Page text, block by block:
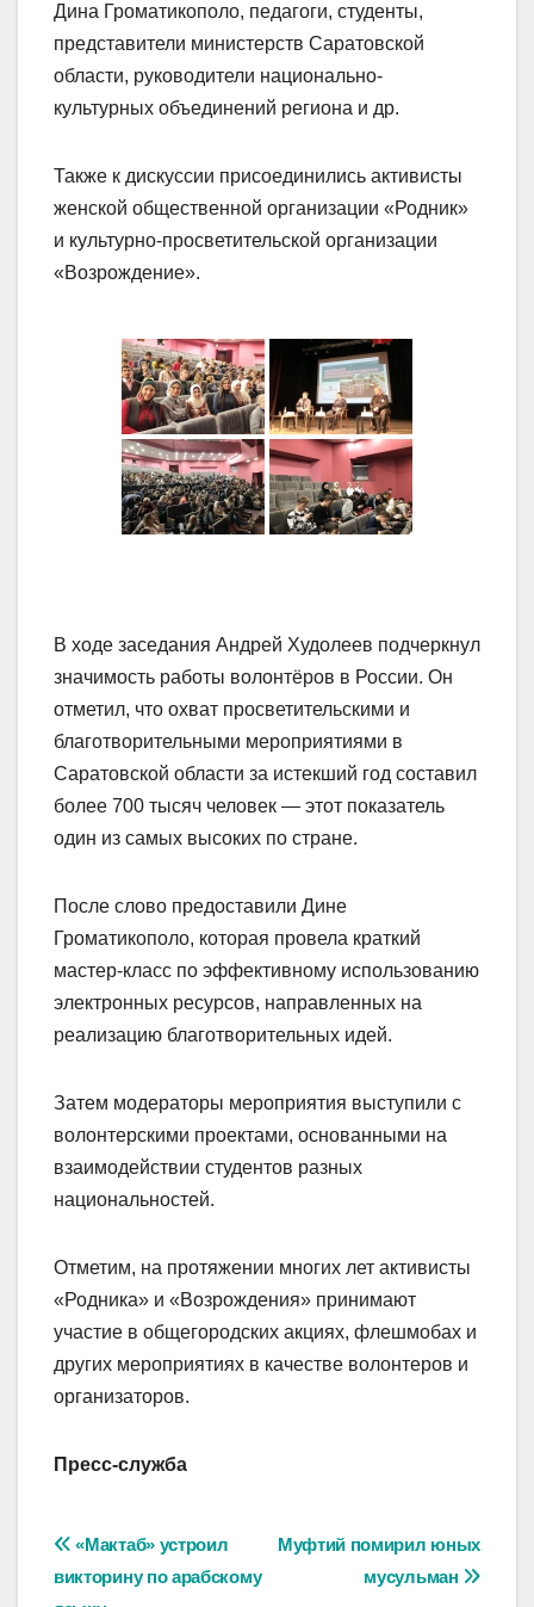
Дина Громатикополо, педагоги, студенты,
представители министерств Саратовской
области, руководители национально-
культурных объединений региона и др.
Также к дискуссии присоединились активисты
женской общественной организации «Родник»
и культурно-просветительской организации
«Возрождение».
В ходе заседания Андрей Худолеев подчеркнул
значимость работы волонтёров в России. Он
отметил, что охват просветительскими и
благотворительными мероприятиями в
Саратовской области за истекший год составил
более 700 тысяч человек — этот показатель
один из самых высоких по стране.
После слово предоставили Дине
Громатикополо, которая провела краткий
мастер-класс по эффективному использованию
электронных ресурсов, направленных на
реализацию благотворительных идей.
Затем модераторы мероприятия выступили с
волонтерскими проектами, основанными на
взаимодействии студентов разных
национальностей.
Отметим, на протяжении многих лет активисты
«Родника» и «Возрождения» принимают
участие в общегородских акциях, флешмобах и
других мероприятиях в качестве волонтеров и
организаторов.
Пресс-служба
Навигация
Муфтий помирил юных
мусульман
«Мактаб» устроил
викторину по арабскому